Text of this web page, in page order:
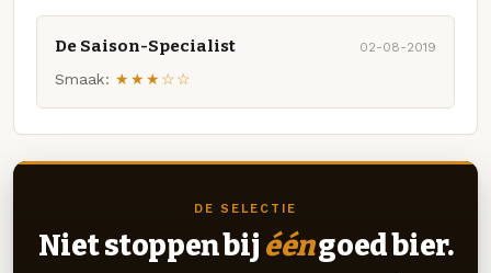
De Saison-Specialist 02-08-2019
Smaak: ★★★☆☆
DE SELECTIE
Niet stoppen bij ééngoed bier.